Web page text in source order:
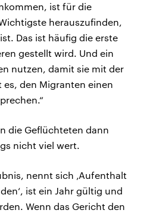
ist für die
herauszufinden,
Das ist häufig die erste
gestellt wird. Und ein
nutzen, damit sie mit der
es, den Migranten einen
die Geflüchteten dann
nicht viel wert.
nennt sich ‚Aufenthalt
ist ein Jahr gültig und
Wenn das Gericht den